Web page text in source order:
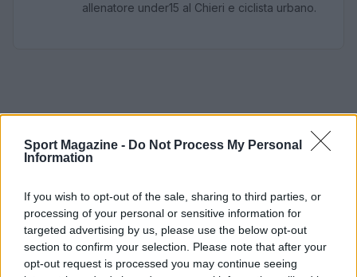
Sport Magazine - Do Not Process My Personal
Information
If you wish to opt-out of the sale, sharing to third parties, or
processing of your personal or sensitive information for
targeted advertising by us, please use the below opt-out
section to confirm your selection. Please note that after your
opt-out request is processed you may continue seeing
allenatore under15 al Chieri e ciclista urbano.